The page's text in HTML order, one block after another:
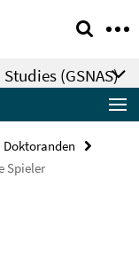
(GSNAS)
Doktoranden
Spieler